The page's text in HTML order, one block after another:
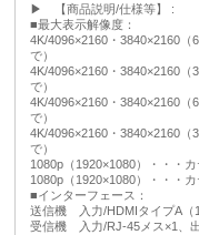
▶ 【商品説明/仕様等】
■最大表示解像度：
4K/4096×2160・3840×2160（
で）
4K/4096×2160・3840×2160（
で）
4K/4096×2160・3840×2160（
で）
4K/4096×2160・3840×2160（
で）
1080p（1920×1080）・・・
1080p（1920×1080）・・・
■インターフェース：
送信機 入力/HDMIタイプA（
受信機 入力/RJ-45メス×1、